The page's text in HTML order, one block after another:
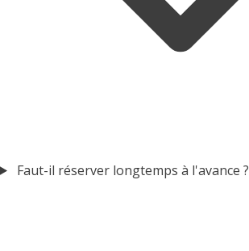
Faut-il réserver longtemps à l'avance ?